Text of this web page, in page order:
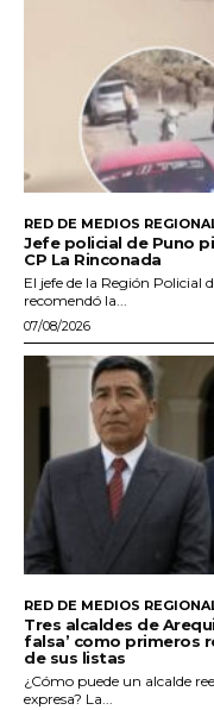
RED DE MEDIOS
Jefe policial de Puno
CP La Rinconada
El jefe de la Región Policial
recomendó la...
07/08/2026
RED DE MEDIOS
Tres alcaldes de
falsa’ como primeros
de sus listas
¿Cómo puede un alcalde
expresa? La...